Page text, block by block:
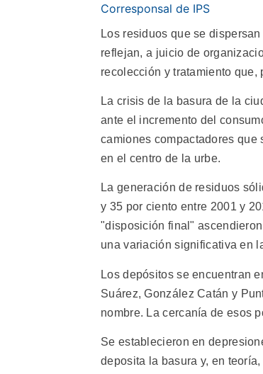
Corresponsal de IPS
Los residuos que se
reflejan, a juicio de
recolección y tratamiento que,
La crisis de la basura de la
ante el incremento del
camiones compactadores que
en el centro de la urbe.
La generación de residuos
y 35 por ciento entre 2001 y
"disposición final"
una variación significativa en
Los depósitos se encuentran
Suárez, González Catán y
nombre. La cercanía de esos
Se establecieron en
deposita la basura y, en